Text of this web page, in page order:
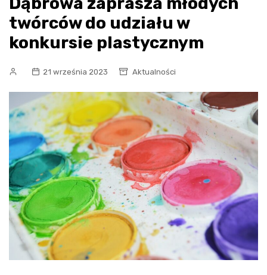
twórców do udziału w
konkursie plastycznym
21 września 2023 Aktualności